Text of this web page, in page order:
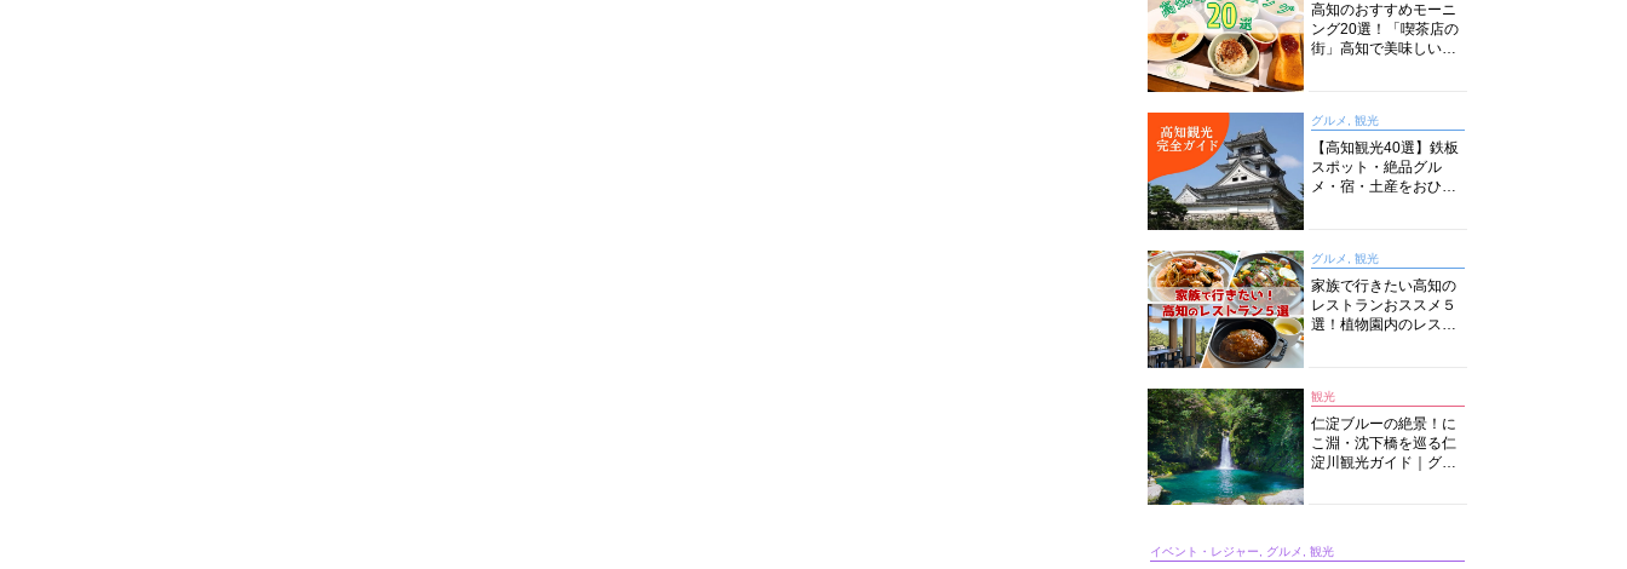
高知のおすすめモーニ
ング20選！「喫茶店の
街」高知で美味しい喫
グルメ, 観光
【高知観光40選】鉄板
スポット・絶品グル
メ・宿・土産をおひと
グルメ, 観光
家族で行きたい高知の
レストランおススメ５
選！植物園内のレスト
観光
仁淀ブルーの絶景！に
こ淵・沈下橋を巡る仁
淀川観光ガイド｜グル
イベント・レジャー, グルメ, 観光